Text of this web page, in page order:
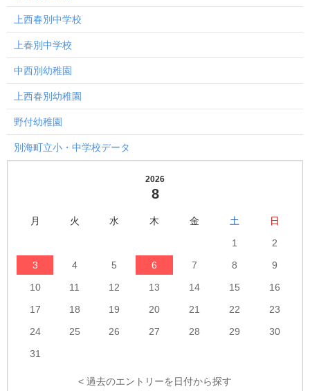
上西春別中学校
上春別中学校
中西別幼稚園
上西春別幼稚園
野付幼稚園
別海町立小・中学校データ
2026
8
月 火 水 木 金 土
日
1
2
3
4 5 6 7 8
9
10
11 12 13 14 15
16
17
18 19 20 21 22
23
24
25 26 27 28 29
30
31
< 過去のエントリーを日付から探す